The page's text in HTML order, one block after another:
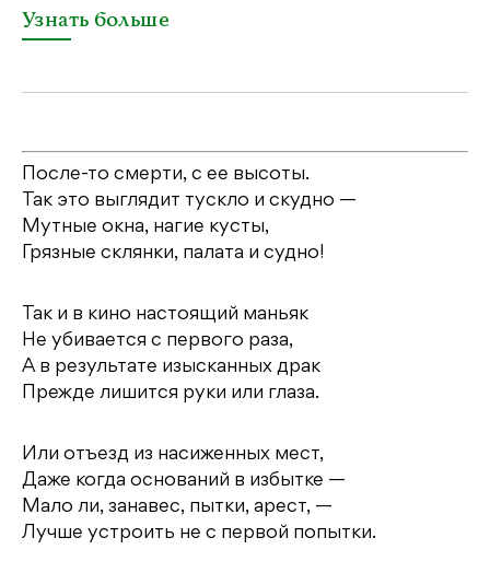
Узнать больше
После-то смерти, с ее высоты.
Так это выглядит тускло и скудно —
Мутные окна, нагие кусты,
Грязные склянки, палата и судно!
Так и в кино настоящий маньяк
Не убивается с первого раза,
А в результате изысканных драк
Прежде лишится руки или глаза.
Или отъезд из насиженных мест,
Даже когда оснований в избытке —
Мало ли, занавес, пытки, арест, —
Лучше устроить не с первой попытки.